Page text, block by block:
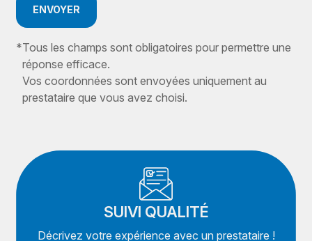
ENVOYER
*Tous les champs sont obligatoires pour permettre une
réponse efficace.
Vos coordonnées sont envoyées uniquement au
prestataire que vous avez choisi.
SUIVI QUALITÉ
Décrivez votre expérience avec un prestataire !